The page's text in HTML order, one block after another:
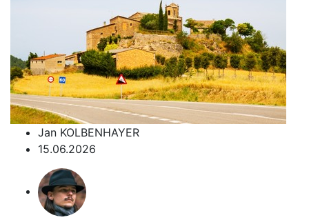
Jan KOLBENHAYER
15.06.2026